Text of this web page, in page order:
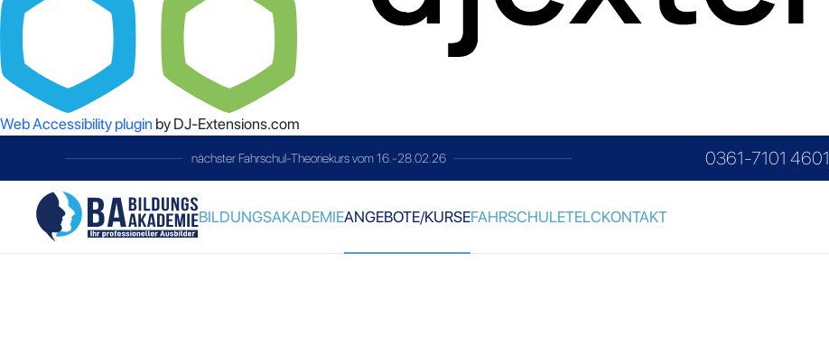
Web Accessibility plugin by DJ-Extensions.com
telc-Prüfungimmer am letzten Samstag im Monat 0361-7101 4601
BILDUNGSAKADEMIEANGEBOTE/KURSEFAHRSCHULETELCKONTAKT